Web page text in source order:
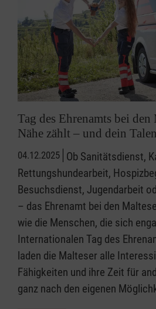
Tag des Ehrenamts bei
Nähe zählt – und dein
04.12.2025 Ob Sanitätsdienst,
Rettungshundearbeit,
Besuchsdienst, Jugendarbeit
– das Ehrenamt bei den
wie die Menschen, die sich
Internationalen Tag des
laden die Malteser alle
Fähigkeiten und ihre Zeit für
ganz nach den eigenen